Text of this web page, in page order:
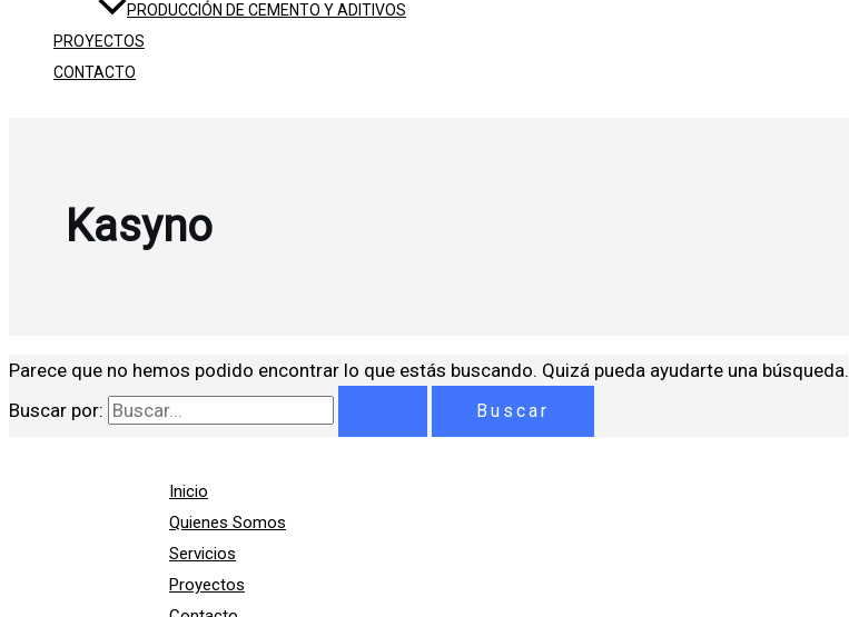
PRODUCCIÓN DE CEMENTO Y ADITIVOS
PROYECTOS
CONTACTO
Kasyno
Parece que no hemos podido encontrar lo que estás buscando. Quizá pueda ayudarte una búsqueda.
Buscar por:
Inicio
Quienes Somos
Servicios
Proyectos